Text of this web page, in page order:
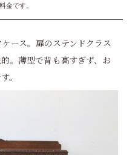
金です。
ース。扉のステンドクラス
。薄型で背も高すぎず、お
。